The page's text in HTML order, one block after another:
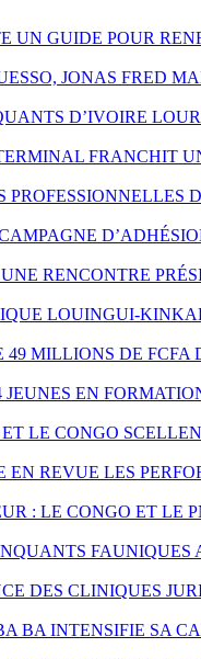
UN GUIDE POUR
JONAS FRED
D’IVOIRE
FRANCHIT
PROFESSIONNELLES
RENCONTRE
LOUINGUI-
49 MILLIONS DE
EN
LE CONGO
EN REVUE LES
: LE CONGO ET LE
DES CLINIQUES
BA INTENSIFIE SA